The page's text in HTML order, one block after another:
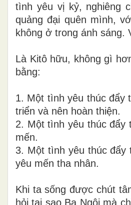
tình yêu vị kỷ, nghiêng
quảng đại quên mình,
không ở trong ánh sáng.
Là Kitô hữu, không gì
bằng:
1. Một tình yêu thúc đẩy
triển và nên hoàn thiện.
2. Một tình yêu thúc đẩy
mến.
3. Một tình yêu thúc
yêu mến tha nhân.
Khi ta sống được chút
hỏi tại sao Ba Ngôi mà